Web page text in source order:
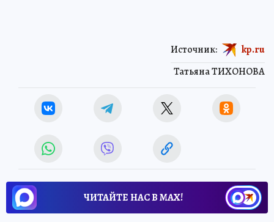
Татьяна ТИХОНОВА
Источник: kp.ru
ЧИТАЙТЕ НАС В МАХ!